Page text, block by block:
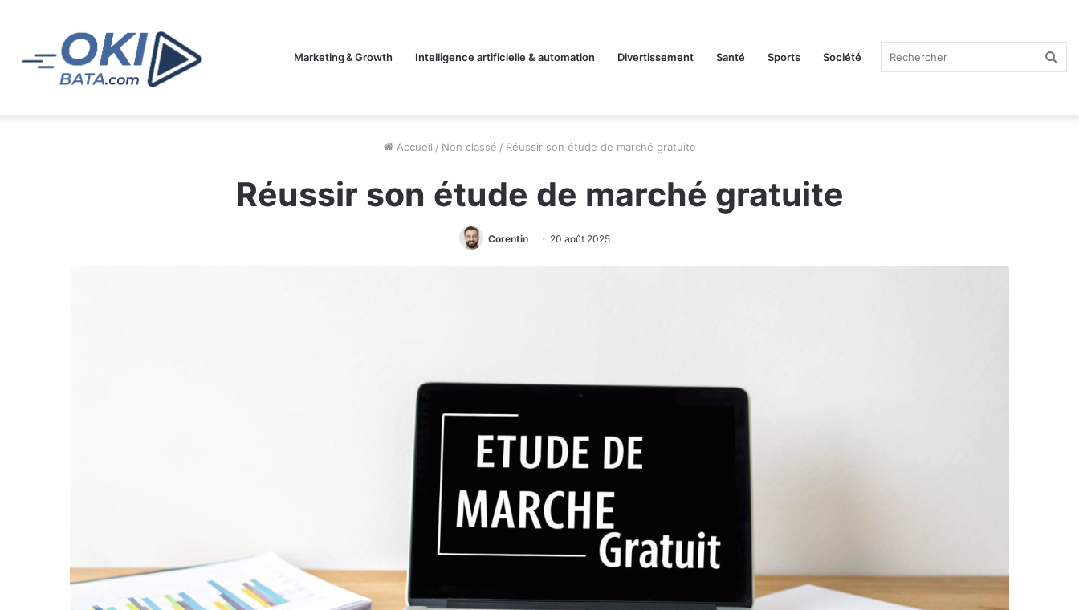
Marketing & Growth Intelligence artificielle & automation Divertissement Santé Sports Société
Accueil / Non classé / Réussir son étude de marché gratuite
Réussir son étude de marché gratuite
Corentin 20 août 2025